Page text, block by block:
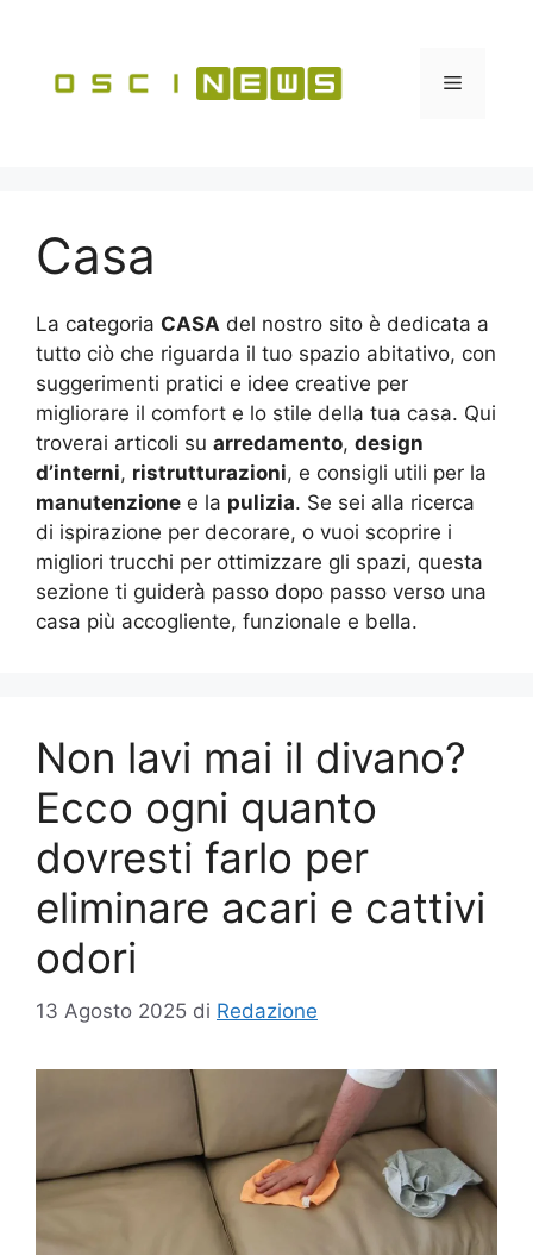
contenuto
Menu
Casa
La categoria CASA del nostro sito è dedicata a
tutto ciò che riguarda il tuo spazio abitativo, con
suggerimenti pratici e idee creative per
migliorare il comfort e lo stile della tua casa. Qui
troverai articoli su arredamento, design
d’interni, ristrutturazioni, e consigli utili per la
manutenzione e la pulizia. Se sei alla ricerca
di ispirazione per decorare, o vuoi scoprire i
migliori trucchi per ottimizzare gli spazi, questa
sezione ti guiderà passo dopo passo verso una
casa più accogliente, funzionale e bella.
Non lavi mai il divano?
Ecco ogni quanto
dovresti farlo per
eliminare acari e cattivi
odori
13 Agosto 2025 di Redazione